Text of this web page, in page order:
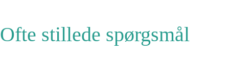
Ofte stillede spørgsmål